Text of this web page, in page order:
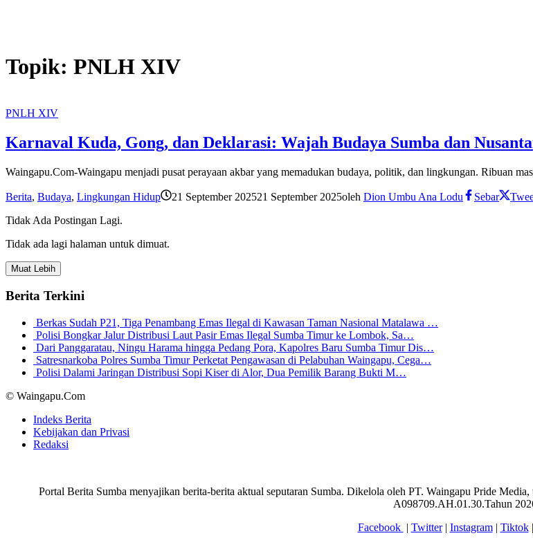
Topik: PNLH XIV
PNLH XIV
Karnaval Kuda, Gong, dan Deklarasi: Wajah Budaya Sumba dan
Waingapu.Com-Waingapu menjadi pusat perayaan akbar yang memadukan budaya, politik, dan lingkungan. Ribuan
Berita, Budaya, Lingkungan Hidup 21 September 202521 September 2025oleh Dion Umbu Ana Lodu Sebar
Tidak Ada Postingan Lagi.
Tidak ada lagi halaman untuk dimuat.
Muat Lebih
Berita Terkini
Berkas Sudah P21, Tiga Penambang Emas Ilegal di Kawasan Taman Nasional Matalawa …
Polisi Bongkar Jalur Distribusi Laut Pasir Emas Ilegal Sumba Timur ke Lombok, Sa…
Dari Panggaratau, Ningu Harama hingga Pedang Pora, Kapolres Baru Sumba Timur Dis…
Satresnarkoba Polres Sumba Timur Perketat Pengawasan di Pelabuhan Waingapu, Cega…
Polisi Dalami Jaringan Distribusi Sopi Kiser di Alor, Dua Pemilik Barang Bukti M…
© Waingapu.Com
Indeks Berita
Kebijakan dan Privasi
Redaksi
Portal Berita Sumba menyajikan berita-berita aktual seputaran Sumba. Dikelola oleh PT. Waingapu Pride
A098709.AH.01.30.Tahun
Facebook | Twitter| Instagram| Tiktok|